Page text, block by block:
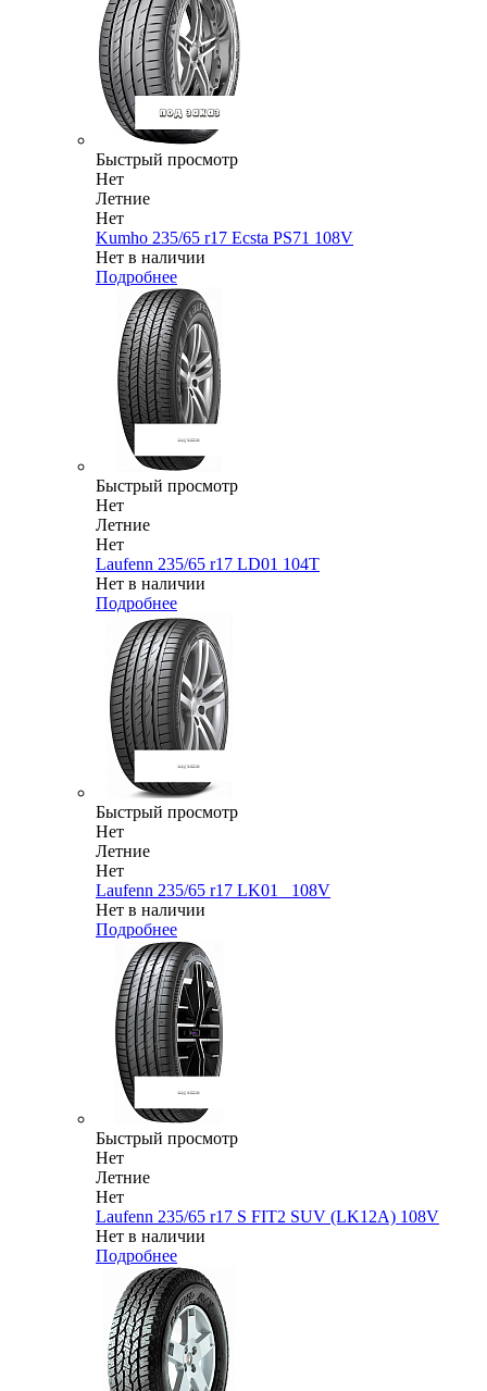
Быстрый просмотр
Нет
Летние
Нет
Kumho 235/65 r17 Ecsta PS71 108V
Нет в наличии
Подробнее
Быстрый просмотр
Нет
Летние
Нет
Laufenn 235/65 r17 LD01 104T
Нет в наличии
Подробнее
Быстрый просмотр
Нет
Летние
Нет
Laufenn 235/65 r17 LK01_ 108V
Нет в наличии
Подробнее
Быстрый просмотр
Нет
Летние
Нет
Laufenn 235/65 r17 S FIT2 SUV (LK12A) 108V
Нет в наличии
Подробнее